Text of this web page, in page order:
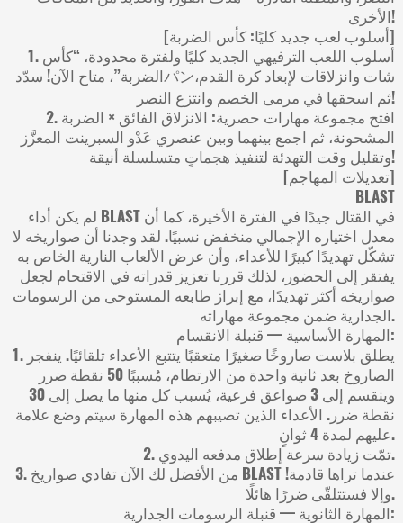
الأخرى!
[أسلوب لعب جديد كليًا: كأس الضربة]
1. أسلوب اللعب الترفيهي الجديد كليًا ولفترة محدودة، “كأس
الضربة”، متاح الآن! سدّدパンشات وانزلاقات لإبعاد كرة القدم،
ثم اسحقها في مرمى الخصم وانتزع النصر!
2. افتح مجموعة مهارات حصرية: الانزلاق الفائق × الضربة
المشحونة، ثم اجمع بينهما وبين عنصري عَدْو السبرينت المعزَّز
وتقليل وقت التهدئة لتنفيذ هجماتٍ متسلسلة أنيقة!
[تعديلات المهاجم]
BLAST
لم يكن أداء BLAST في القتال جيدًا في الفترة الأخيرة، كما أن
معدل اختياره الإجمالي منخفض نسبيًا. لقد وجدنا أن صواريخه لا
تشكّل تهديدًا كبيرًا للأعداء، وأن عرض الألعاب النارية الخاص به
يفتقر إلى الحضور، لذلك قررنا تعزيز قدراته في الاقتحام لجعل
صواريخه أكثر تهديدًا، مع إبراز طابعه المستوحى من الرسومات
الجدارية ضمن مجموعة مهاراته.
المهارة الأساسية — قنبلة الانقسام:
1. يطلق بلاست صاروخًا صغيرًا متعقبًا يتتبع الأعداء تلقائيًا. ينفجر
الصاروخ بعد ثانية واحدة من الارتطام، مُسببًا 50 نقطة ضرر
وينقسم إلى 3 صواعق فرعية، يُسبب كل منها ما يصل إلى 30
نقطة ضرر. الأعداء الذين تصيبهم هذه المهارة سيتم وضع علامة
عليهم لمدة 4 ثوانٍ.
2. تمّت زيادة سرعة إطلاق مدفعه اليدوي.
3. من الأفضل لك الآن تفادي صواريخ BLAST عندما تراها قادمة!
وإلا فستتلقّى ضررًا هائلًا.
المهارة الثانوية — قنبلة الرسومات الجدارية: